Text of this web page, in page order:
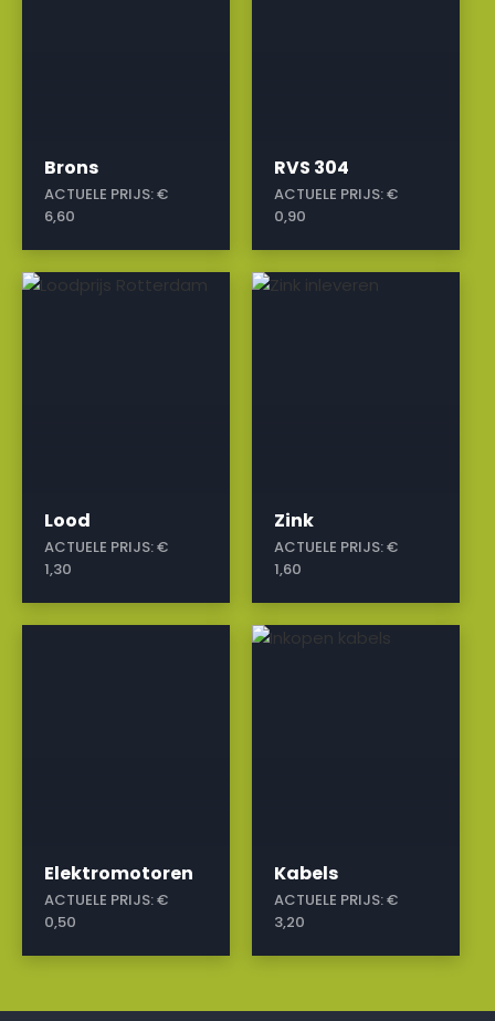
Brons
ACTUELE PRIJS:€
6,60
RVS 304
ACTUELE PRIJS:€
0,90
Lood
ACTUELE PRIJS:€
1,30
a
Zink
ACTUELE PRIJS:€
1,60
a
Elektromotoren
ACTUELE PRIJS:€
0,50
Kabels
ACTUELE PRIJS:€
3,20
a